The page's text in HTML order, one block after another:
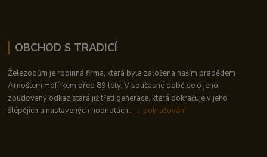
OBCHOD S TRADICÍ
Železodům je rodinná firma, která byla založena naším pradědem
Arnoštem Hofírkem před 89 lety. V současné době se o jeho
zbudovaný odkaz stará již třetí generace, která pokračuje v jeho
šlépějích a nastavených hodnotách.. → pokračování